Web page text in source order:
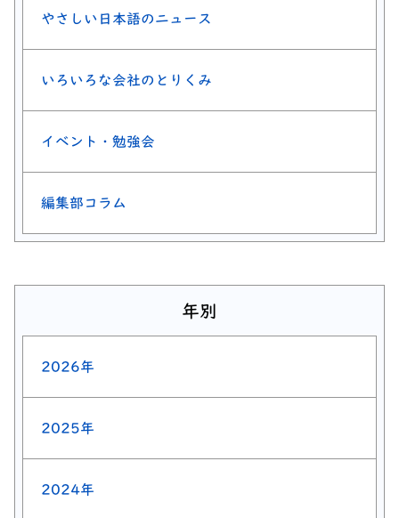
やさしい日本語のニュース
いろいろな会社のとりくみ
イベント・勉強会
編集部コラム
年別
2026年
2025年
2024年